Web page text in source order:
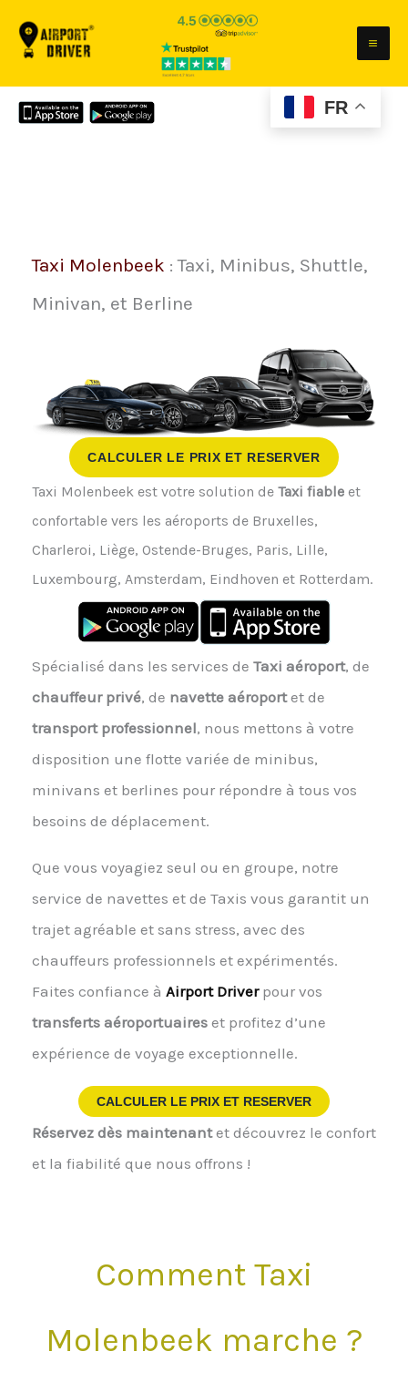
FR
Taxi Molenbeek : Taxi, Minibus, Shuttle,
Minivan, et Berline
CALCULER LE PRIX ET RESERVER
Taxi Molenbeek est votre solution de Taxi fiableet
confortable vers les aéroports de Bruxelles,
Charleroi, Liège, Ostende-Bruges, Paris, Lille,
Luxembourg, Amsterdam, Eindhoven et Rotterdam.
Spécialisé dans les services de Taxi aéroport, de
chauffeur privé, de navette aéroportet de
transport professionnel, nous mettons à votre
disposition une flotte variée de minibus,
minivans et berlines pour répondre à tous vos
besoins de déplacement.
Que vous voyagiez seul ou en groupe, notre
service de navettes et de Taxis vous garantit un
trajet agréable et sans stress, avec des
chauffeurs professionnels et expérimentés.
Faites confiance à Airport Driver pour vos
transferts aéroportuaireset profitez d’une
expérience de voyage exceptionnelle.
CALCULER LE PRIX ET RESERVER
Réservez dès maintenantet découvrez le confort
et la fiabilité que nous offrons !
Comment Taxi
Molenbeek marche ?